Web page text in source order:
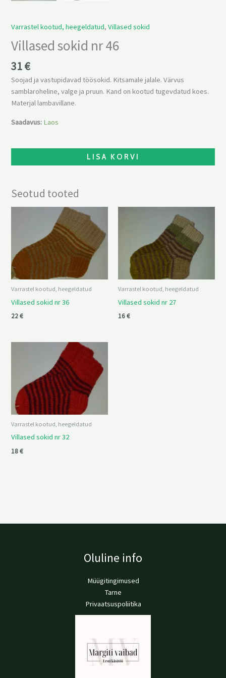
Varrastel kootud, heegeldatud,Villased sokid
Villased sokid nr 46
31€
Soojad ja vastupidavad töösokid. Kitsamale jalale. Värvus
samblaroheline, valge ja pruun. Kand on kootud tugevdatud koes.
Materjal lambavillane.
Saadavus: Laos
LISA KORVI
Seotud tooted
Varrastel kootud, heegeldatud
Villased sokid nr 36
22€
Varrastel kootud, heegeldatud
Villased sokid nr 27
16€
Varrastel kootud, heegeldatud
Villased sokid nr 32
18€
Oluline info
Müügitingimused
Tarne
Privaatsuspoliitika